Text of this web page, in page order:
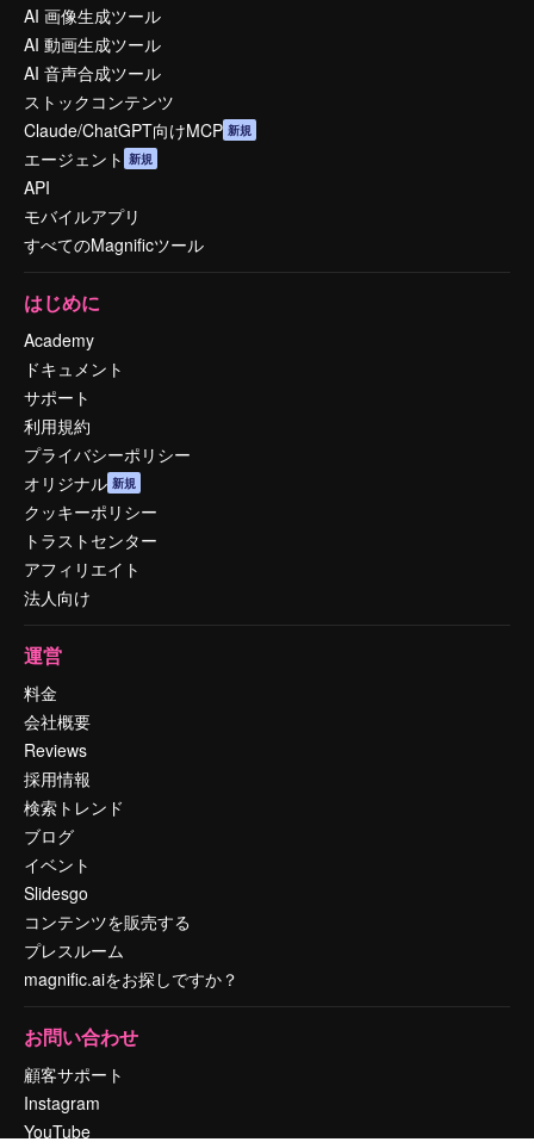
AI 画像生成ツール
AI 動画生成ツール
AI 音声合成ツール
ストックコンテンツ
Claude/ChatGPT向けMCP 新規
エージェント 新規
API
モバイルアプリ
すべてのMagnificツール
はじめに
Academy
ドキュメント
サポート
利用規約
プライバシーポリシー
オリジナル 新規
クッキーポリシー
トラストセンター
アフィリエイト
法人向け
運営
料金
会社概要
Reviews
採用情報
検索トレンド
ブログ
イベント
Slidesgo
コンテンツを販売する
プレスルーム
magnific.aiをお探しですか？
お問い合わせ
顧客サポート
Instagram
YouTube